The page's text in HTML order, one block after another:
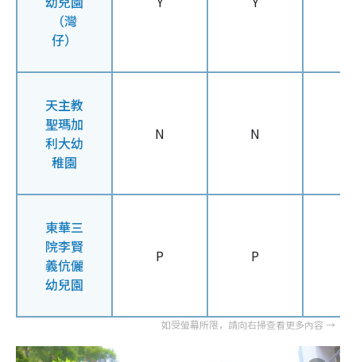
（灣
仔）
天主教
聖瑪加
利大幼
稚園
N N
東華三
院李賢
義伉儷
幼兒園
P P